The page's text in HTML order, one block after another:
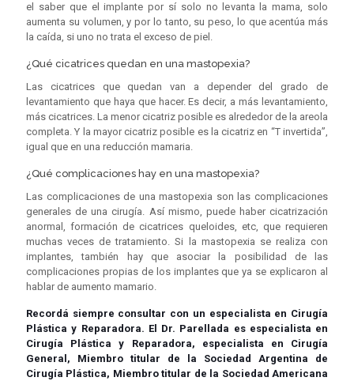
el saber que el implante por sí solo no levanta la mama, solo
aumenta su volumen, y por lo tanto, su peso, lo que acentúa más
la caída, si uno no trata el exceso de piel.
¿Qué cicatrices quedan en una mastopexia?
Las cicatrices que quedan van a depender del grado de
levantamiento que haya que hacer. Es decir, a más levantamiento,
más cicatrices. La menor cicatriz posible es alrededor de la areola
completa. Y la mayor cicatriz posible es la cicatriz en “T invertida”,
igual que en una reducción mamaria.
¿Qué complicaciones hay en una mastopexia?
Las complicaciones de una mastopexia son las complicaciones
generales de una cirugía. Así mismo, puede haber cicatrización
anormal, formación de cicatrices queloides, etc, que requieren
muchas veces de tratamiento. Si la mastopexia se realiza con
implantes, también hay que asociar la posibilidad de las
complicaciones propias de los implantes que ya se explicaron al
hablar de aumento mamario.
Recordá siempre consultar con un especialista en Cirugía
Plástica y Reparadora. El Dr. Parellada es especialista en
Cirugía Plástica y Reparadora, especialista en Cirugía
General, Miembro titular de la Sociedad Argentina de
Cirugía Plástica, Miembro titular de la Sociedad Americana